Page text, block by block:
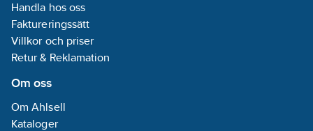
Handla hos oss
Faktureringssätt
Villkor och priser
Retur & Reklamation
Om oss
Om Ahlsell
Kataloger